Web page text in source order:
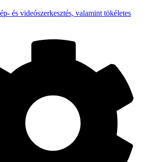
és videószerkesztés, valamint tökéletes